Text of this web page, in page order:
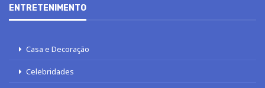
ENTRETENIMENTO
Casa e Decoração
Celebridades